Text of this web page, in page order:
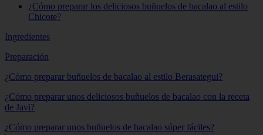
¿Cómo preparar los deliciosos buñuelos de bacalao al estilo
Chicote?
Ingredientes
Preparación
¿Cómo preparar buñuelos de bacalao al estilo Berasategui?
¿Cómo preparar unos deliciosos buñuelos de bacalao con la receta
de Javi?
¿Cómo preparar unos buñuelos de bacalao súper fáciles?